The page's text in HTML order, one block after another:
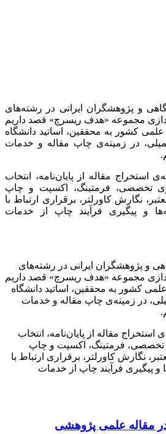
و پژوهشگران ایرانی در رشته‌های
مجموعه «هدف ریسرچ» قصد داریم
کشور به محققین، اساتید دانشگاه
در زمینه‌ی چاپ مقاله و خدمات
مقاله از پایان‌نامه، انتخاب
تخصصی، فرمتینگ، اکسپت و چاپ
نگارش کاورلتر، برقراری ارتباط با
و پیگیری فرآیند چاپ از خدمات
و پژوهشگران ایرانی در رشته‌های
مجموعه «هدف ریسرچ» قصد داریم
کشور به محققین، اساتید دانشگاه
در زمینه‌ی چاپ مقاله و خدمات
مقاله از پایان‌نامه، انتخاب
تخصصی، فرمتینگ، اکسپت و چاپ
نگارش کاورلتر، برقراری ارتباط با
و پیگیری فرآیند چاپ از خدمات
مقاله علمی پژوهشی